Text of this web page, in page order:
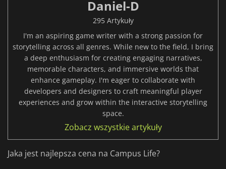
Daniel-D
295 Artykuły
I'm an aspiring game writer with a strong passion for
storytelling across all genres. While new to the field, I bring
a deep enthusiasm for creating engaging narratives,
memorable characters, and immersive worlds that
enhance gameplay. I'm eager to collaborate with
developers and designers to craft meaningful player
experiences and grow within the interactive storytelling
space.
Zobacz wszystkie artykuły
Jaka jest najlepsza cena na Campus Life?